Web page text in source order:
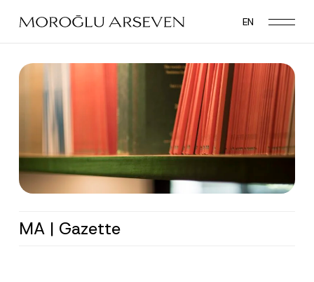
main
EN
MA | Gazette